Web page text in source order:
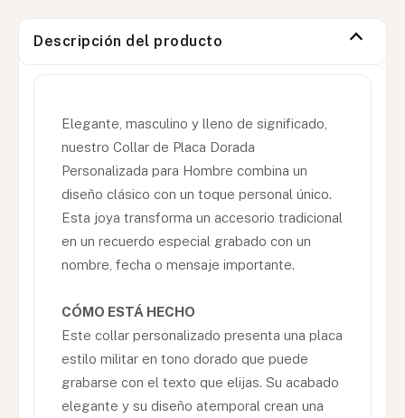
Descripción del producto
Elegante, masculino y lleno de significado,
nuestro Collar de Placa Dorada
Personalizada para Hombre combina un
diseño clásico con un toque personal único.
Esta joya transforma un accesorio tradicional
en un recuerdo especial grabado con un
nombre, fecha o mensaje importante.
CÓMO ESTÁ HECHO
Este collar personalizado presenta una placa
estilo militar en tono dorado que puede
grabarse con el texto que elijas. Su acabado
elegante y su diseño atemporal crean una